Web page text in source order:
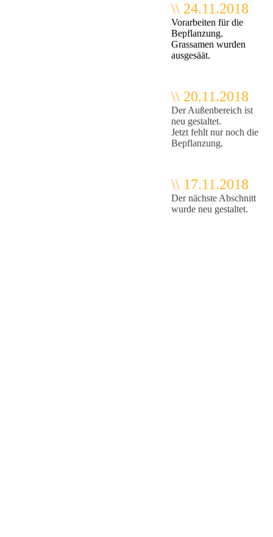
\\ 24.11.2018
Vorarbeiten für die
Bepflanzung.
Grassamen wurden
ausgesäät.
\\ 20.11.2018
Der Außenbereich ist
neu gestaltet.
Jetzt fehlt nur noch die
Bepflanzung.
\\ 17.11.2018
Der nächste Abschnitt
wurde neu gestaltet.